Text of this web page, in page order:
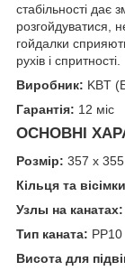
стабільності дає
розгойдуватися,
гойдалки
рухів і спритності.
Виробник: KBT
Гарантія: 12 міс
ОСНОВНІ
Розмір: 357 x
Кільця та
Узлы на канатах:
Тип каната: PP10
Висота для